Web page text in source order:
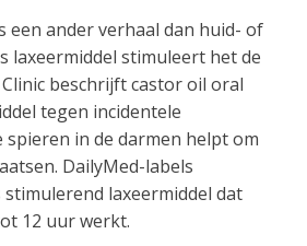
een ander verhaal dan huid- of
laxeermiddel stimuleert het de
beschrijft castor oil oral
tegen incidentele
in de darmen helpt om
DailyMed-labels
laxeermiddel dat
12 uur werkt.